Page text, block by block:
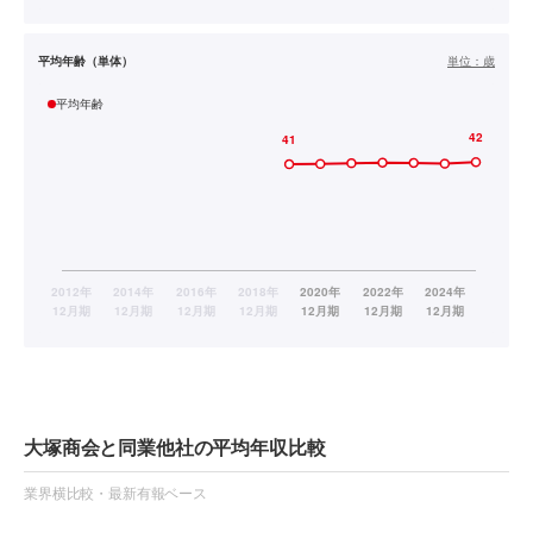
平均年齢（単体） 単位： 歳
平均年齢
大塚商会と同業他社の平均年収比較
業界横比較・最新有報ベース